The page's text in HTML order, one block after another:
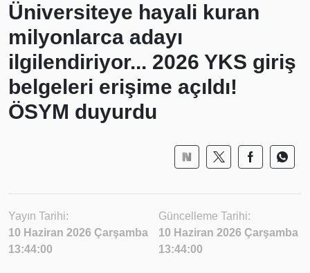
Üniversiteye hayali kuran
milyonlarca adayı
ilgilendiriyor... 2026 YKS giriş
belgeleri erişime açıldı!
ÖSYM duyurdu
Yayın Tarihi:
10 Haziran 2026 Çarşamba
13:44:00
Güncelleme Tarihi:
10 Haziran 2026 Çarşamba
13:44:00